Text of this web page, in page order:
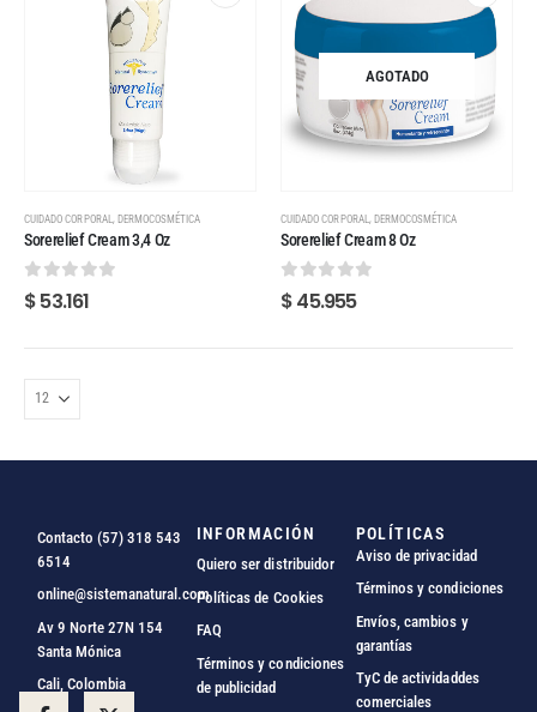
CUIDADO CORPORAL, DERMOCOSMÉTICA
Sorerelief Cream 3,4 Oz
0 out of 5
$53.161
AGOTADO
CUIDADO CORPORAL, DERMOCOSMÉTICA
Sorerelief Cream 8 Oz
0 out of 5
$45.955
Contacto (57) 318 543
6514
online@sistemanatural.com
Av 9 Norte 27N 154
Santa Mónica
Cali, Colombia
INFORMACIÓN
Quiero ser distribuidor
Políticas de Cookies
FAQ
Términos y condiciones
de publicidad
POLÍTICAS
Aviso de privacidad
Términos y condiciones
Envíos, cambios y
garantías
TyC de actividaddes
comerciales